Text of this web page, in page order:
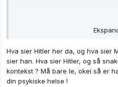
Hva sier Hitler her da, og hva sier
sier han. Hva sier Hitler, og så
kontekst ? Må bare le, okei så er
din psykiske helse !